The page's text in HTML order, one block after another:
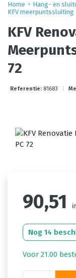
Home Hang- en
KFV meerpuntssluiting
KFV
72
Referentie: 81683
90,51
Nog 14
Voor 21.00